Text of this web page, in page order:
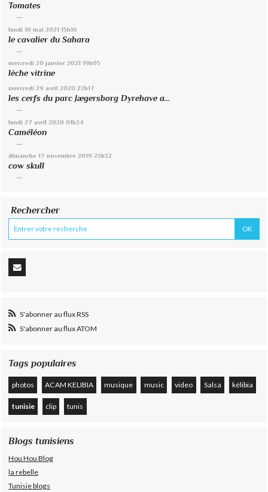
Tomates
...
lundi 10 mai 2021 15h16
le cavalier du Sahara
mercredi 20 janvier 2021 19h05
lèche vitrine
mercredi 29 avril 2020 22h17
les cerfs du parc Jægersborg Dyrehave a...
lundi 27 avril 2020 01h24
Caméléon
dimanche 17 novembre 2019 23h32
cow skull
...
Rechercher
S'abonner au flux RSS
S'abonner au flux ATOM
Tags populaires
photos ACAM KELIBIA musique music video Salsa kélibia
tunisie clip tunis
Blogs tunisiens
Hou Hou Blog
la rebelle
Tunisie blogs